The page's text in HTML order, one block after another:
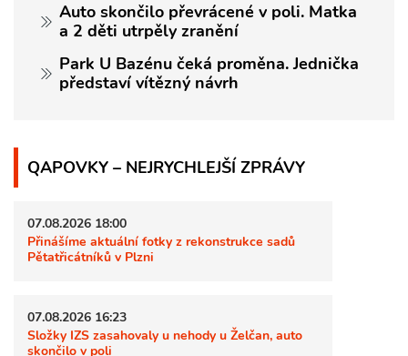
Auto skončilo převrácené v poli. Matka
a 2 děti utrpěly zranění
Park U Bazénu čeká proměna. Jednička
představí vítězný návrh
QAPOVKY – NEJRYCHLEJŠÍ ZPRÁVY
07.08.2026 18:00
Přinášíme aktuální fotky z rekonstrukce sadů
Pětatřicátníků v Plzni
07.08.2026 16:23
Složky IZS zasahovaly u nehody u Želčan, auto
skončilo v poli